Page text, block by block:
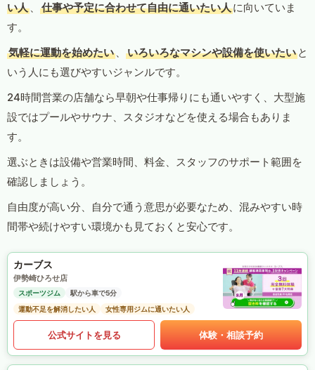
い人 、 仕事や予定に合わせて自由に通いたい人に向いていま
す。
気軽に運動を始めたい 、 いろいろなマシンや設備を使いたい と
いう人にも選びやすいジャンルです。
24時間営業の店舗なら早朝や仕事帰りにも通いやすく、大型施
設ではプールやサウナ、スタジオなどを使える場合もありま
す。
選ぶときは設備や営業時間、料金、スタッフのサポート範囲を
確認しましょう。
自由度が高い分、自分で通う意思が必要なため、混みやすい時
間帯や続けやすい環境かも見ておくと安心です。
カーブス
伊勢崎ひろせ店
スポーツジム
駅から車で5分
運動不足を解消したい人
女性専用ジムに通いたい人
公式サイトを見る 体験・相談予約